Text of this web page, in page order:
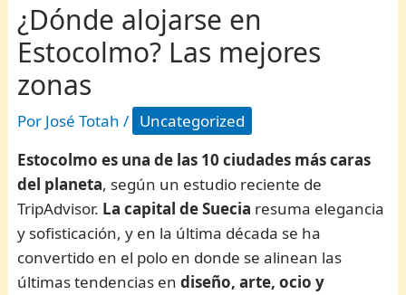
¿Dónde alojarse en
Estocolmo? Las mejores
zonas
Por José Totah/ Uncategorized
Estocolmo es una de las 10 ciudades más caras
del planeta, según un estudio reciente de
TripAdvisor. La capital de Suecia resuma elegancia
y sofisticación, y en la última década se ha
convertido en el polo en donde se alinean las
últimas tendencias endiseño, arte, ocio y